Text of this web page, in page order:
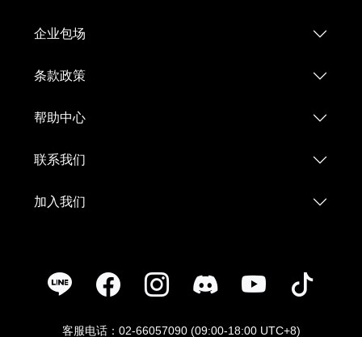
企业包场
条款政策
帮助中心
联系我们
加入我们
客服电话：02-66057090 (09:00-18:00 UTC+8)